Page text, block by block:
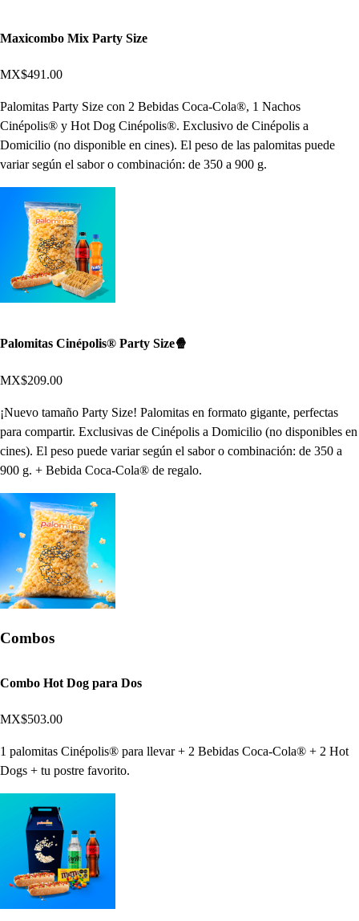
Maxicombo Mix Party Size
MX$491.00
Palomitas Party Size con 2 Bebidas Coca-Cola®, 1 Nachos
Cinépolis® y Hot Dog Cinépolis®. Exclusivo de Cinépolis a
Domicilio (no disponible en cines). El peso de las palomitas puede
variar según el sabor o combinación: de 350 a 900 g.
Palomitas Cinépolis® Party Size🍿
MX$209.00
¡Nuevo tamaño Party Size! Palomitas en formato gigante, perfectas
para compartir. Exclusivas de Cinépolis a Domicilio (no disponibles en
cines). El peso puede variar según el sabor o combinación: de 350 a
900 g. + Bebida Coca-Cola® de regalo.
Combos
Combo Hot Dog para Dos
MX$503.00
1 palomitas Cinépolis® para llevar + 2 Bebidas Coca-Cola® + 2 Hot
Dogs + tu postre favorito.